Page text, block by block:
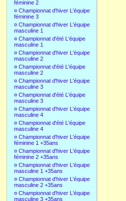
féminine 2
¤ Championnat d'hiver L'équipe
féminine 3
¤ Championnat d'hiver L'équipe
masculine 1
¤ Championnat d'été L'équipe
masculine 1
¤ Championnat d'hiver L'équipe
masculine 2
¤ Championnat d'été L'équipe
masculine 2
¤ Championnat d'hiver L'équipe
masculine 3
¤ Championnat d'été L'équipe
masculine 3
¤ Championnat d'hiver L'équipe
masculine 4
¤ Championnat d'été L'équipe
masculine 4
¤ Championnat d'hiver L'équipe
féminine 1 +35ans
¤ Championnat d'hiver L'équipe
féminine 2 +35ans
¤ Championnat d'hiver L'équipe
masculine 1 +35ans
¤ Championnat d'hiver L'équipe
masculine 2 +35ans
¤ Championnat d'hiver L'équipe
masculine 3 +35ans